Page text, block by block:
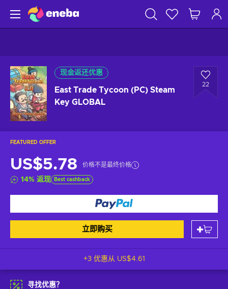
现金返还优惠
East Trade Tycoon (PC) Steam
Key GLOBAL
22
FEATURED OFFER
US$5.78 价格不是最终价格
14% 返现 Best cashback
立即购买
+3 优惠从 US$4.61
寻找优惠？